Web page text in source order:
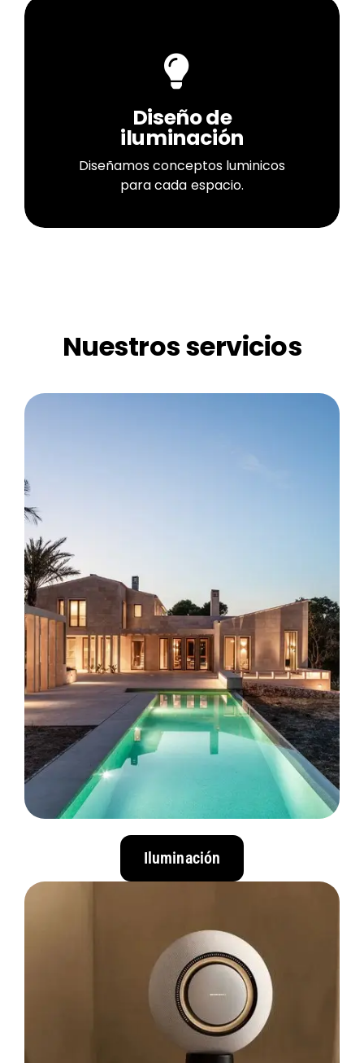
Diseño de
iluminación
Diseñamos conceptos luminicos
para cada espacio.
Nuestros servicios
Iluminación